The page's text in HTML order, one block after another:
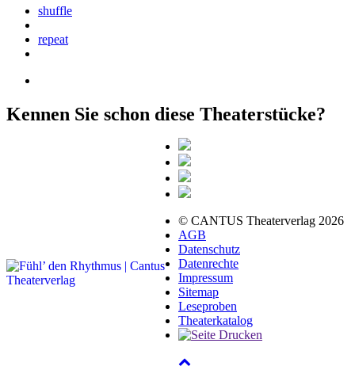
shuffle
repeat
Kennen Sie schon diese Theaterstücke?
© CANTUS Theaterverlag 2026
AGB
Datenschutz
Datenrechte
Impressum
Sitemap
Leseproben
Theaterkatalog